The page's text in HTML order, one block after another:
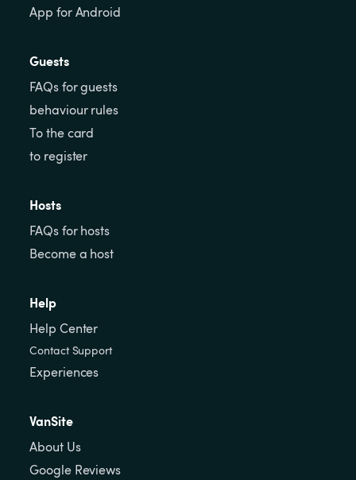
App for Android
Guests
FAQs for guests
behaviour rules
To the card
to register
Hosts
FAQs for hosts
Become a host
Help
Help Center
Contact Support
Experiences
VanSite
About Us
Google Reviews